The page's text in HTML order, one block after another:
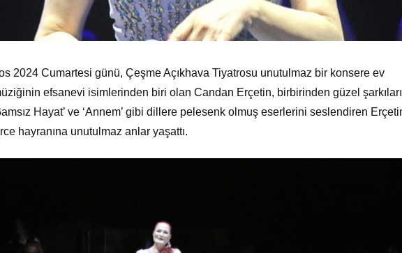
2024 Cumartesi günü, Çeşme Açıkhava Tiyatrosu unutulmaz bir konsere ev
efsanevi isimlerinden biri olan Candan Erçetin, birbirinden güzel
Hayat’ ve ‘Annem’ gibi dillere pelesenk olmuş eserlerini seslendiren
hayranına unutulmaz anlar yaşattı.